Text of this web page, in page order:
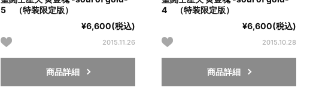
5 （特装限定版）
¥6,600(税込)
2015.11.26
商品詳細
4 （特装限定版）
¥6,600(税込)
2015.10.28
商品詳細